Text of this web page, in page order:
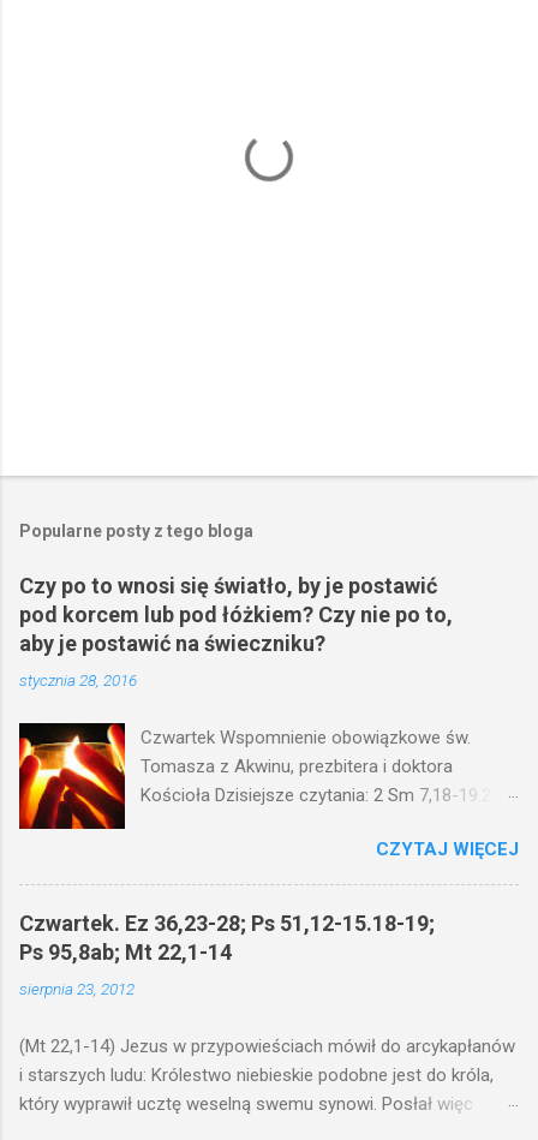
Popularne posty z tego bloga
Czy po to wnosi się światło, by je postawić
pod korcem lub pod łóżkiem? Czy nie po to,
aby je postawić na świeczniku?
stycznia 28, 2016
Czwartek Wspomnienie obowiązkowe św.
Tomasza z Akwinu, prezbitera i doktora
Kościoła Dzisiejsze czytania: 2 Sm 7,18-19.24-
(Mk 4,21-25) Jezus mówił ludowi: Czy po to
wnosi się światło, by je postawić pod korcem
lub pod łóżkiem? Czy nie po to, aby je postawić
na świeczniku? Nie ma bowiem nic ukrytego, co
by nie miało wyjść na jaw. Kto ma uszy do
wy mierzycie, odmierzą wam i jeszcze wam
dołożą. Bo kto ma, temu będzie dane; a kto nie
ma, pozbawią go i tego, co ma. W dzisiejszym
CZYTAJ WIĘCEJ
Czwartek. Ez 36,23-28; Ps 51,12-15.18-19;
Ps 95,8ab; Mt 22,1-14
sierpnia 23, 2012
(Mt 22,1-14) Jezus w przypowieściach mówił do arcykapłanów
i starszych ludu: Królestwo niebieskie podobne jest do króla,
który wyprawił ucztę weselną swemu synowi. Posłał więc